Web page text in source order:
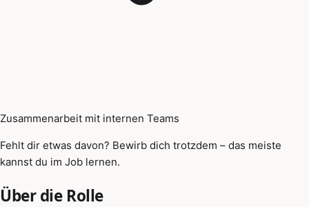
Zusammenarbeit mit internen Teams
Fehlt dir etwas davon? Bewirb dich trotzdem – das meiste
kannst du im Job lernen.
Über die Rolle